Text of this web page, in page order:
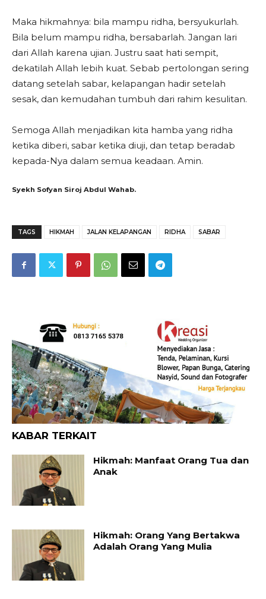
Maka hikmahnya: bila mampu ridha, bersyukurlah.
Bila belum mampu ridha, bersabarlah. Jangan lari
dari Allah karena ujian. Justru saat hati sempit,
dekatilah Allah lebih kuat. Sebab pertolongan sering
datang setelah sabar, kelapangan hadir setelah
sesak, dan kemudahan tumbuh dari rahim kesulitan.
Semoga Allah menjadikan kita hamba yang ridha
ketika diberi, sabar ketika diuji, dan tetap beradab
kepada-Nya dalam semua keadaan. Amin.
Syekh Sofyan Siroj Abdul Wahab.
TAGS HIKMAH JALAN KELAPANGAN RIDHA SABAR
KABAR TERKAIT
Hikmah: Manfaat Orang Tua dan
Anak
Hikmah: Orang Yang Bertakwa
Adalah Orang Yang Mulia